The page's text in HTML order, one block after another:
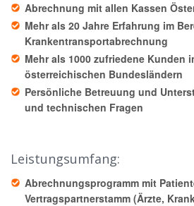
Abrechnung mit allen Kassen
Mehr als 20 Jahre Erfahrung im
Krankentransportabrechnung
Mehr als 1000 zufriedene Kunden
österreichischen Bundesländern
Persönliche Betreuung und
und technischen Fragen
Leistungsumfang:
Abrechnungsprogramm mit
Vertragspartnerstamm (Ärzte,